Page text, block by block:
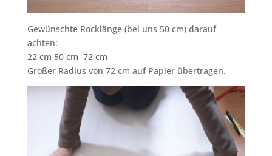
Gewünschte Rocklänge (bei uns 50 cm) darauf
achten:
22 cm 50 cm=72 cm
Großer Radius von 72 cm auf Papier übertragen.